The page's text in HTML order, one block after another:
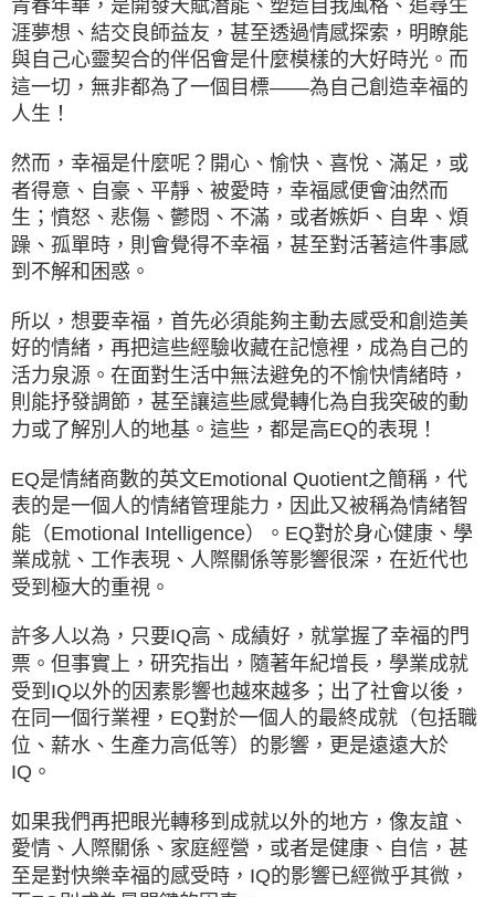
青春年華，是開發天賦潛能、塑造自我風格、追尋生
涯夢想、結交良師益友，甚至透過情感探索，明瞭能
與自己心靈契合的伴侶會是什麼模樣的大好時光。而
這一切，無非都為了一個目標——為自己創造幸福的
人生！
然而，幸福是什麼呢？開心、愉快、喜悅、滿足，或
者得意、自豪、平靜、被愛時，幸福感便會油然而
生；憤怒、悲傷、鬱悶、不滿，或者嫉妒、自卑、煩
躁、孤單時，則會覺得不幸福，甚至對活著這件事感
到不解和困惑。
所以，想要幸福，首先必須能夠主動去感受和創造美
好的情緒，再把這些經驗收藏在記憶裡，成為自己的
活力泉源。在面對生活中無法避免的不愉快情緒時，
則能抒發調節，甚至讓這些感覺轉化為自我突破的動
力或了解別人的地基。這些，都是高EQ的表現！
EQ是情緒商數的英文Emotional Quotient之簡稱，代
表的是一個人的情緒管理能力，因此又被稱為情緒智
能（Emotional Intelligence）。EQ對於身心健康、學
業成就、工作表現、人際關係等影響很深，在近代也
受到極大的重視。
許多人以為，只要IQ高、成績好，就掌握了幸福的門
票。但事實上，研究指出，隨著年紀增長，學業成就
受到IQ以外的因素影響也越來越多；出了社會以後，
在同一個行業裡，EQ對於一個人的最終成就（包括職
位、薪水、生產力高低等）的影響，更是遠遠大於
IQ。
如果我們再把眼光轉移到成就以外的地方，像友誼、
愛情、人際關係、家庭經營，或者是健康、自信，甚
至是對快樂幸福的感受時，IQ的影響已經微乎其微，